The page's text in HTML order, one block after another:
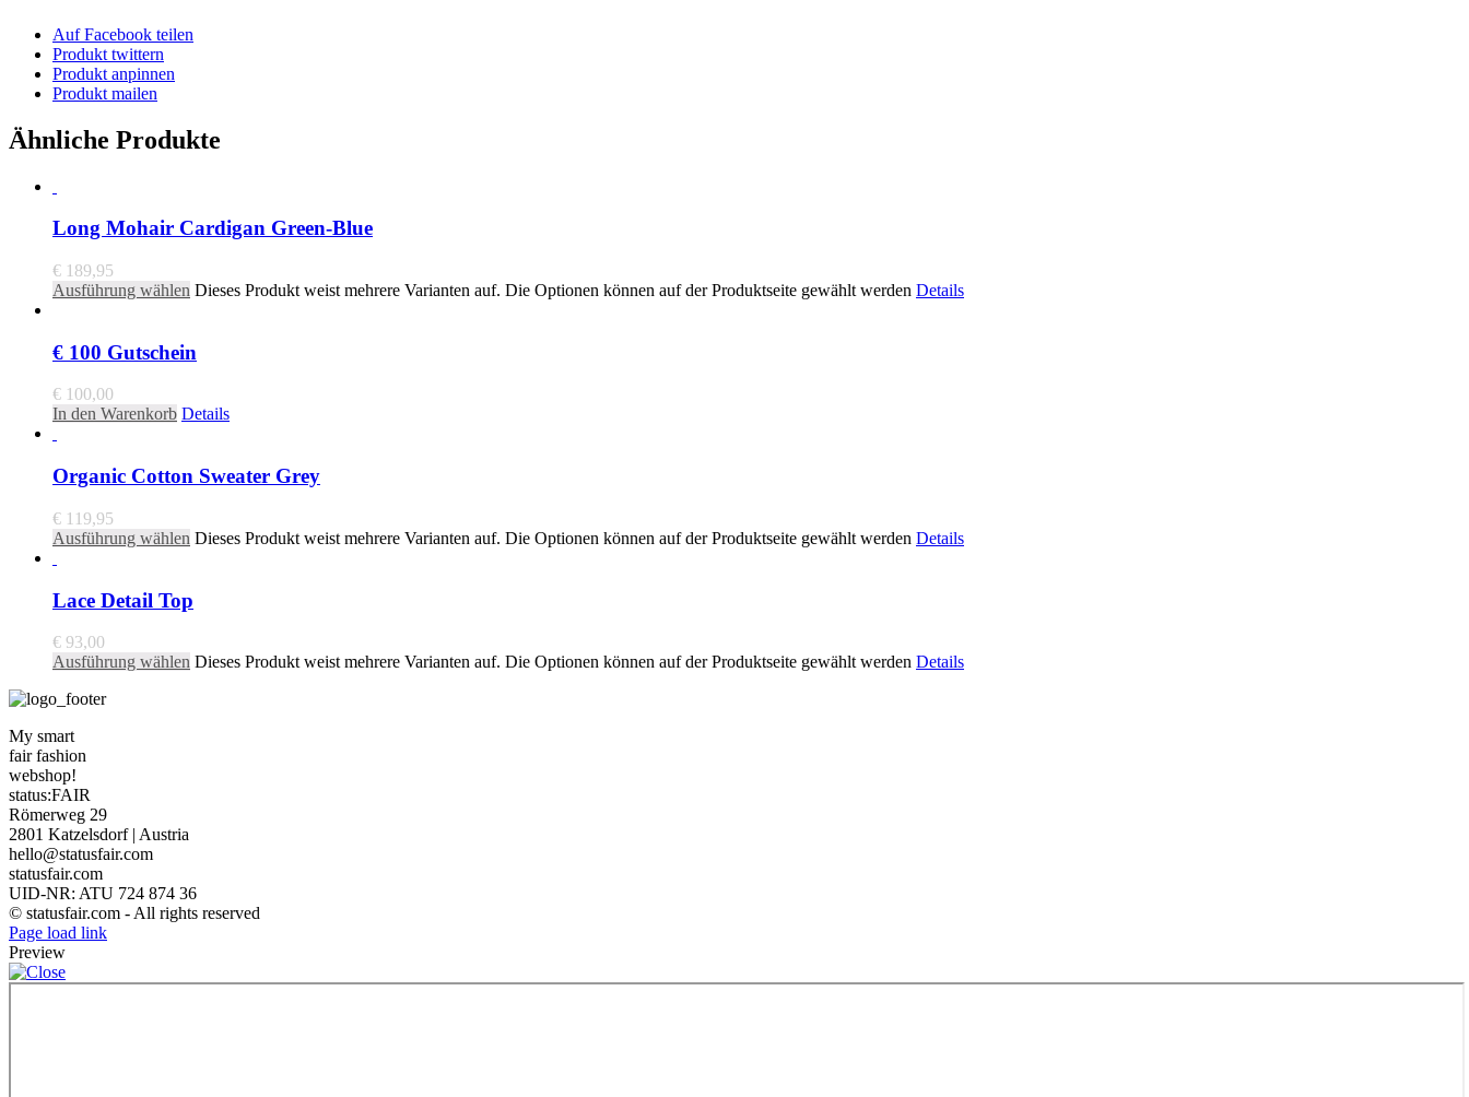
Auf Facebook teilen
Produkt twittern
Produkt anpinnen
Produkt mailen
Ähnliche Produkte
Long Mohair Cardigan Green-Blue
€ 189,95
Ausführung wählen Dieses Produkt weist mehrere Varianten auf. Die Optionen können auf der Produktseite gewählt werden Details
€ 100 Gutschein
€ 100,00
In den Warenkorb Details
Organic Cotton Sweater Grey
€ 119,95
Ausführung wählen Dieses Produkt weist mehrere Varianten auf. Die Optionen können auf der Produktseite gewählt werden Details
Lace Detail Top
€ 93,00
Ausführung wählen Dieses Produkt weist mehrere Varianten auf. Die Optionen können auf der Produktseite gewählt werden Details
My smart
fair fashion
webshop!
status:FAIR
Römerweg 29
2801 Katzelsdorf | Austria
hello@statusfair.com
statusfair.com
UID-NR: ATU 724 874 36
© statusfair.com - All rights reserved
Page load link
Preview